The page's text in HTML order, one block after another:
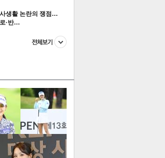
생활 논란의 쟁점…
·반…